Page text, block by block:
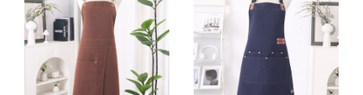
Çalışma Önlüğü ve
Cebiyle
Geçirmez Tuval
Kumaş Şef Pişirme
Önlüğü